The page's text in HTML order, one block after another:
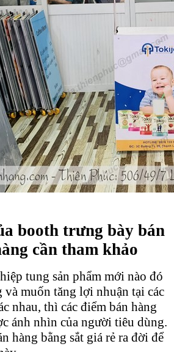
booth trưng bày bán
cần tham khảo
tung sản phẩm mới nào đó
muốn tăng lợi nhuận tại các
nhau, thì các điểm bán hàng
ánh nhìn của người tiêu dùng.
hàng bằng sắt giá rẻ ra đời để